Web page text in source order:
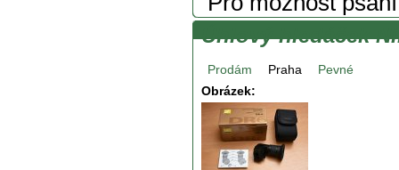
Úhlový hledáček
Prodám Praha
Pevné
Obrázek: